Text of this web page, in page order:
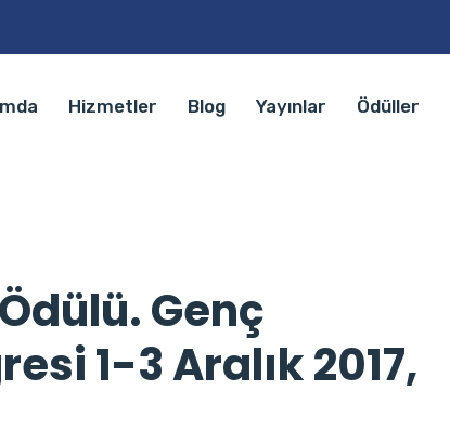
Hizmetler Blog Yayınlar Ödüller
Genç
1-3 Aralık 2017,